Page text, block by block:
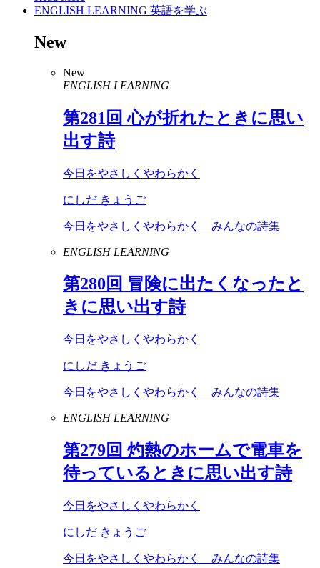
ENGLISH LEARNING 英語を学ぶ
New
New
ENGLISH LEARNING
第281 回 心が折れたときに思い
出す詩
今日をやさしくやわらかく
にしだ きょうご
今日をやさしくやわらかく みんなの詩集
ENGLISH LEARNING
第280回 冒険に出たくなったと
きに思い出す詩
今日をやさしくやわらかく
にしだ きょうご
今日をやさしくやわらかく みんなの詩集
ENGLISH LEARNING
第279回 灼熱のホームで電車を
待っているときに思い出す詩
今日をやさしくやわらかく
にしだ きょうご
今日をやさしくやわらかく みんなの詩集